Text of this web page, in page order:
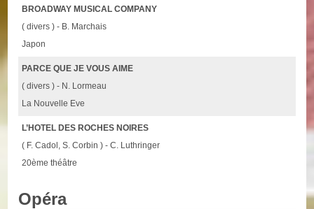
BROADWAY MUSICAL COMPANY
( divers ) - B. Marchais
Japon
PARCE QUE JE VOUS AIME
( divers ) - N. Lormeau
La Nouvelle Eve
L’HOTEL DES ROCHES NOIRES
( F. Cadol, S. Corbin ) - C. Luthringer
20ème théâtre
Opéra